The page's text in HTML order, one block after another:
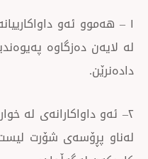
داواکارییانەی کە لە
پەیوەندییان پێوە
لە خوارەوە
شۆرت لیست کردن